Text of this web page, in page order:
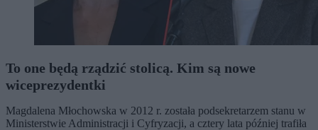
To one będą rządzić stolicą. Kim są nowe
wiceprezydentki
Magdalena Młochowska w 2012 r. została podsekretarzem stanu w
Ministerstwie Administracji i Cyfryzacji, a cztery lata później trafiła